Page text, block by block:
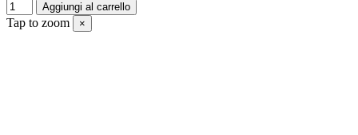
Aggiungi al carrello
Tap to zoom ×